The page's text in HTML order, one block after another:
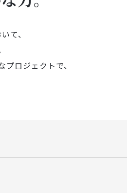
て、
ロジェクトで、